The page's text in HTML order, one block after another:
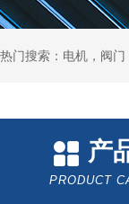
热门搜索：电机，阀
产
PRODUCT